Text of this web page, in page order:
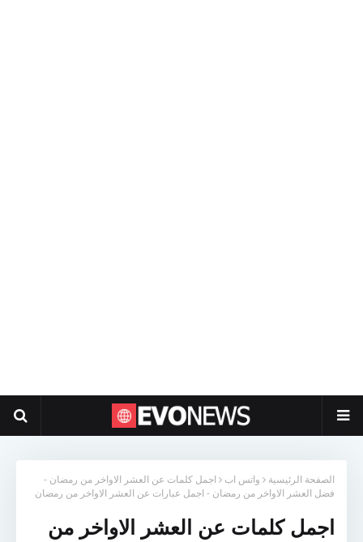
الصفحة الرئيسية واتس اب
اجمل كلمات عن العشر الاواخر من رمضان -
فضل العشر الاواخر من رمضان - اجمل عبارات عن العشر الاواخر من رمضان
اجمل كلمات عن العشر الاواخر من